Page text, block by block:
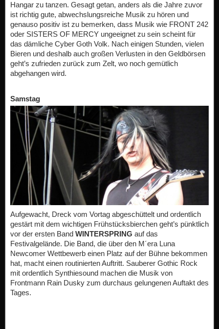
Hangar zu tanzen. Gesagt getan, anders als die Jahre zuvor
ist richtig gute, abwechslungsreiche Musik zu hören und
genauso positiv ist zu bemerken, dass Musik wie FRONT 242
oder SISTERS OF MERCY ungeeignet zu sein scheint für
das dämliche Cyber Goth Volk. Nach einigen Stunden, vielen
Bieren und deshalb auch großen Verlusten in den Geldbörsen
geht’s zufrieden zurück zum Zelt, wo noch gemütlich
abgehangen wird.
Samstag
Aufgewacht, Dreck vom Vortag abgeschüttelt und ordentlich
gestärt mit dem wichtigen Frühstücksbierchen geht’s pünktlich
vor der ersten Band WINTERSPRING auf das
Festivalgelände. Die Band, die über den M´era Luna
Newcomer Wettbewerb einen Platz auf der Bühne bekommen
hat, macht einen routinierten Auftritt. Sauberer Gothic Rock
mit ordentlich Synthiesound machen die Musik von
Frontmann Rain Dusky zum durchaus gelungenen Auftakt des
Tages.